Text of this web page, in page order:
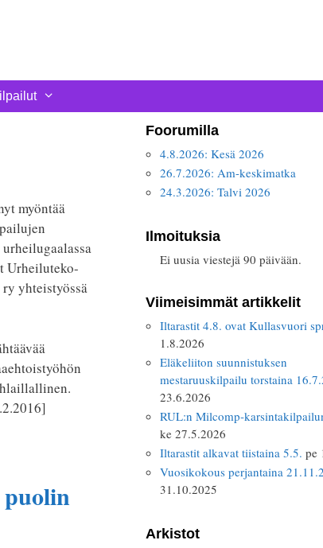
myöntää
Urheiluteko-
yhteistyössä
Foorumilla
4.8.2026: Kesä 2026
26.7.2026: Am-keskimatka
24.3.2026: Talvi 2026
Ilmoituksia
Ei uusia viestejä 90 päivään.
Viimeisimmät artikkelit
Iltarastit 4.8. ovat Kullasvuori
1.8.2026
Eläkeliiton suunnistuksen
mestaruuskilpailu torstaina
23.6.2026
RUL:n Milcomp-
ke 27.5.2026
Iltarastit alkavat tiistaina 5.5. pe
Vuosikokous perjantaina
31.10.2025
Arkistot